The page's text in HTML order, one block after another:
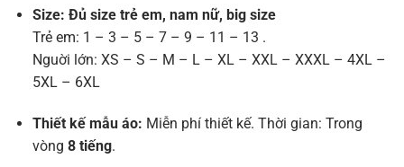
Size: Đủ size trẻ em, nam nữ, big size
Trẻ em: 1 – 3 – 5 – 7 – 9 – 11 – 13 .
Nguời lớn: XS – S – M – L – XL – XXL – XXXL – 4XL –
5XL – 6XL
Thiết kế mẫu áo: Miễn phí thiết kế. Thời gian: Trong
vòng 8 tiếng.